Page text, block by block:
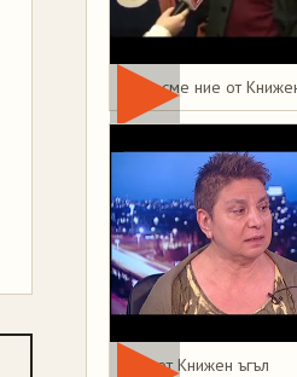
Това сме ние от
Мая от Книжен ъгъл